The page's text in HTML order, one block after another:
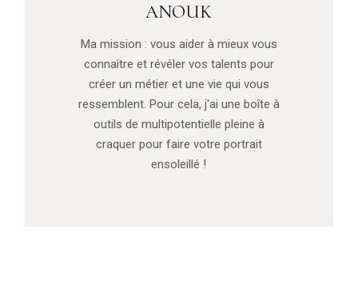
ANOUK
Ma mission : vous aider à mieux vous
connaître et révéler vos talents pour
créer un métier et une vie qui vous
ressemblent. Pour cela, j'ai une boîte à
outils de multipotentielle pleine à
craquer pour faire votre portrait
ensoleillé !